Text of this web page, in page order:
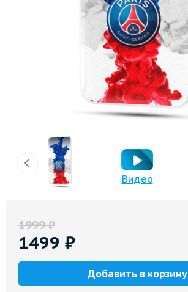
Видео
1999₽
1499 ₽
Добавить в корзину